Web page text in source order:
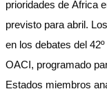
prioridades de África
previsto para abril.
en los debates del
OACI, programado
Estados miembros